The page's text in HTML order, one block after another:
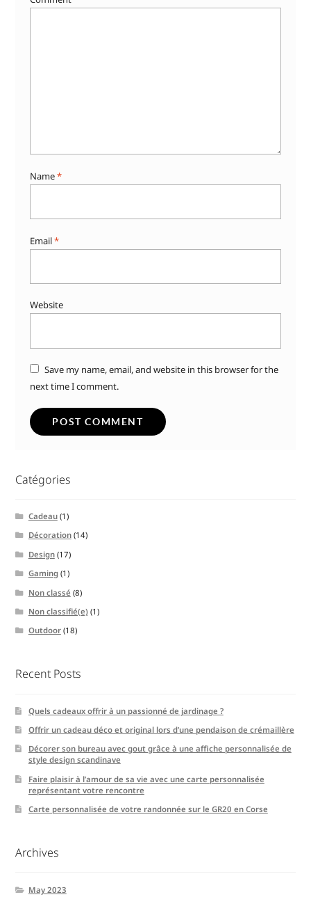
Name*
Email*
Website
Save my name, email, and website in this browser for the
next time I comment.
Catégories
Cadeau(1)
Décoration(14)
Design(17)
Gaming(1)
Non classé (8)
Non classifié(e)(1)
Outdoor(18)
Recent Posts
Quels cadeaux offrir à un passionné de jardinage ?
Offrir un cadeau déco et original lors d’une pendaison de crémaillère
Décorer son bureau avec gout grâce à une affiche personnalisée de
style design scandinave
Faire plaisir à l’amour de sa vie avec une carte personnalisée
représentant votre rencontre
Carte personnalisée de votre randonnée sur le GR20 en Corse
Archives
May 2023